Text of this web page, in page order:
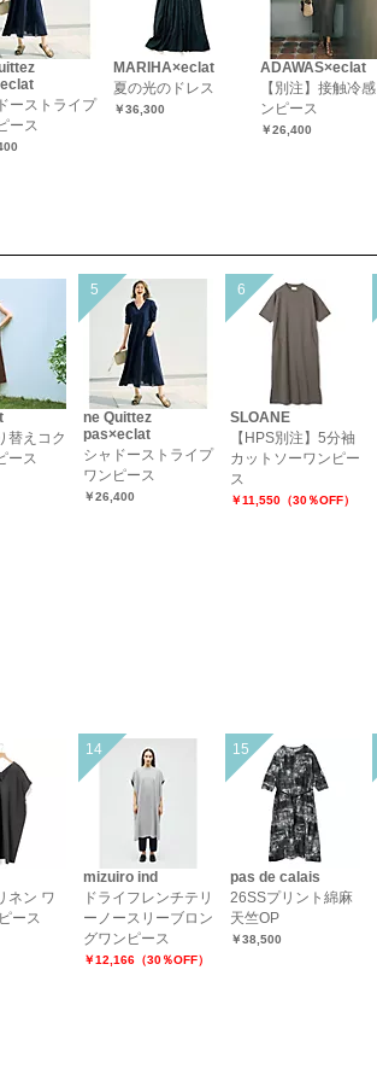
ーストライプ
ース
MARIHA×eclat
夏の光のドレス
￥36,300
ADAWAS×eclat
【別注】接触冷
ンピース
￥26,400
替えコク
ース
ne Quittez
pas×eclat
シャドーストライプ
ワンピース
￥26,400
SLOANE
【HPS別注】5分袖
カットソーワンピー
ス
￥11,550（30％OFF）
ネン ワ
ース
mizuiro ind
ドライフレンチテリ
ーノースリーブロン
グワンピース
￥12,166（30％OFF）
pas de calais
26SSプリント綿麻
天竺OP
￥38,500